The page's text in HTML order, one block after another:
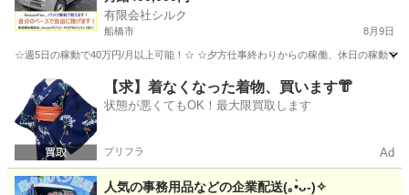
有限会社シルク
船橋市 8月9日
☆週5日の稼動で40万円/月以上可能！☆ ☆夕方仕事終わりからの稼働、休日の稼動で
千葉 船橋市 配送 Amazon
【求】着なくなった着物、買います👘
状態が悪くてもOK！最大限買取します
プリフラ Ad
人気の事務用品などの企業配送(⁠｡⁠•̀⁠ᴗ⁠-⁠)⁠✧